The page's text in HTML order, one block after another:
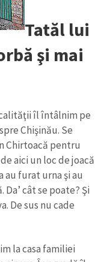
Tatăl lui
şi mai
îl întâlnim pe
Chişinău. Se
Chirtoacă pentru
aici un loc de joacă
furat urna şi au
cât se poate? Şi
De sus nu cade
la casa familiei